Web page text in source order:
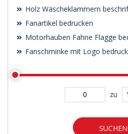
Holz Wäscheklammern
Fanartikel bedrucken
Motorhauben Fahne Flagge
Fanschminke mit Logo
zu
SUCHEN